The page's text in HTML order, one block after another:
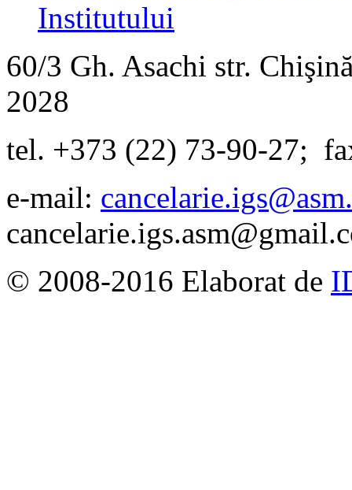
Institutului
60/3 Gh. Asachi str.
2028
tel. +373 (22) 73-90-27;
e-mail:
© 2008-2016 Elaborat de